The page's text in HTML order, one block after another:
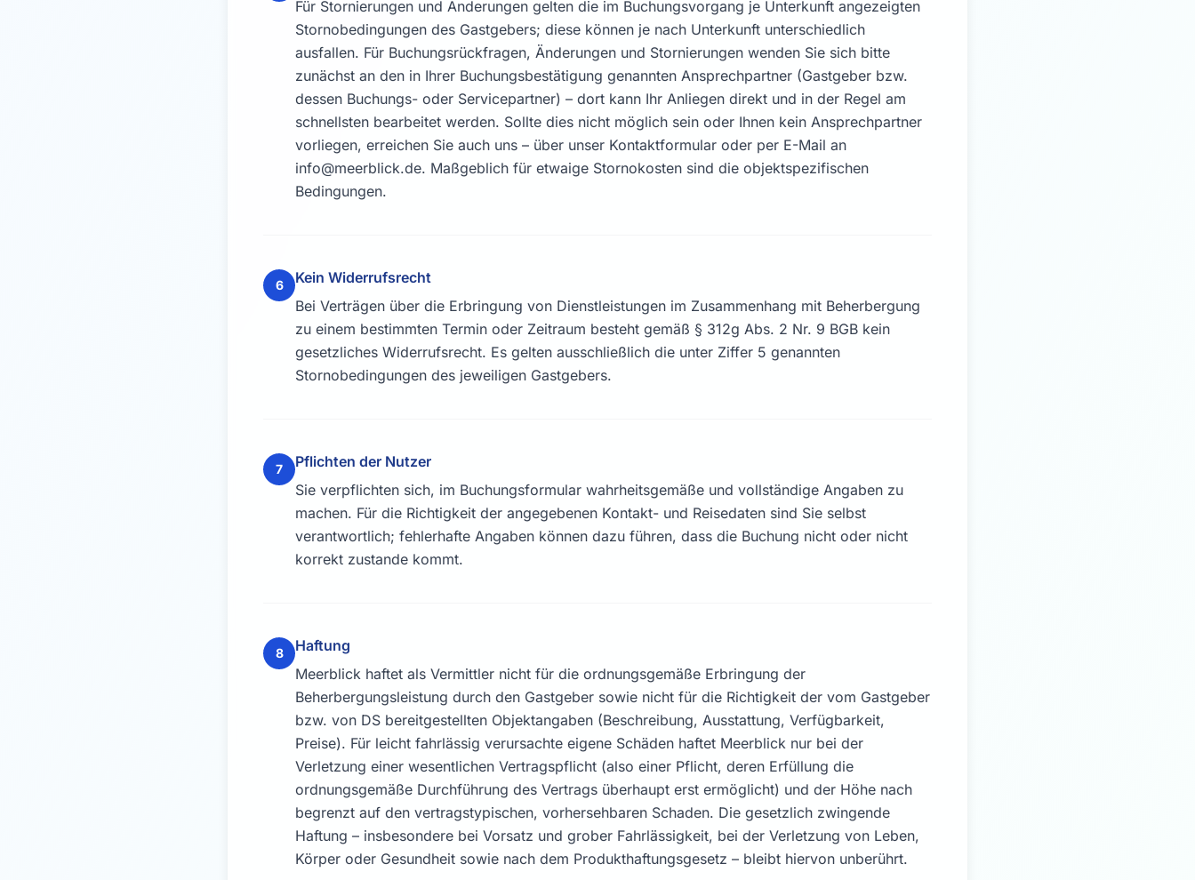
Für Stornierungen und Änderungen gelten die im Buchungsvorgang je Unterkunft angezeigten
Stornobedingungen des Gastgebers; diese können je nach Unterkunft unterschiedlich
ausfallen. Für Buchungsrückfragen, Änderungen und Stornierungen wenden Sie sich bitte
zunächst an den in Ihrer Buchungsbestätigung genannten Ansprechpartner (Gastgeber bzw.
dessen Buchungs- oder Servicepartner) – dort kann Ihr Anliegen direkt und in der Regel am
schnellsten bearbeitet werden. Sollte dies nicht möglich sein oder Ihnen kein Ansprechpartner
vorliegen, erreichen Sie auch uns – über unser Kontaktformular oder per E-Mail an
info@meerblick.de. Maßgeblich für etwaige Stornokosten sind die objektspezifischen
Bedingungen.
6
Kein Widerrufsrecht
Bei Verträgen über die Erbringung von Dienstleistungen im Zusammenhang mit Beherbergung
zu einem bestimmten Termin oder Zeitraum besteht gemäß § 312g Abs. 2 Nr. 9 BGB kein
gesetzliches Widerrufsrecht. Es gelten ausschließlich die unter Ziffer 5 genannten
Stornobedingungen des jeweiligen Gastgebers.
7
Pflichten der Nutzer
Sie verpflichten sich, im Buchungsformular wahrheitsgemäße und vollständige Angaben zu
machen. Für die Richtigkeit der angegebenen Kontakt- und Reisedaten sind Sie selbst
verantwortlich; fehlerhafte Angaben können dazu führen, dass die Buchung nicht oder nicht
korrekt zustande kommt.
8
Haftung
Meerblick haftet als Vermittler nicht für die ordnungsgemäße Erbringung der
Beherbergungsleistung durch den Gastgeber sowie nicht für die Richtigkeit der vom Gastgeber
bzw. von DS bereitgestellten Objektangaben (Beschreibung, Ausstattung, Verfügbarkeit,
Preise). Für leicht fahrlässig verursachte eigene Schäden haftet Meerblick nur bei der
Verletzung einer wesentlichen Vertragspflicht (also einer Pflicht, deren Erfüllung die
ordnungsgemäße Durchführung des Vertrags überhaupt erst ermöglicht) und der Höhe nach
begrenzt auf den vertragstypischen, vorhersehbaren Schaden. Die gesetzlich zwingende
Haftung – insbesondere bei Vorsatz und grober Fahrlässigkeit, bei der Verletzung von Leben,
Körper oder Gesundheit sowie nach dem Produkthaftungsgesetz – bleibt hiervon unberührt.